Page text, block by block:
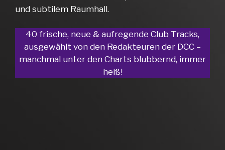
und subtilem Raumhall.
40 frische, neue & aufregende Club Tracks,
ausgewählt von den Redakteuren der DCC –
manchmal unter den Charts blubbernd, immer
heiß!